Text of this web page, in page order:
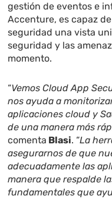
gestión de eventos e
Accenture, es capaz
seguridad una vista
seguridad y las
momento.
“Vemos Cloud App
nos ayuda a
aplicaciones cloud y
de una manera más
comenta Blasi. “La
asegurarnos de que
adecuadamente las
manera que respalde
fundamentales que